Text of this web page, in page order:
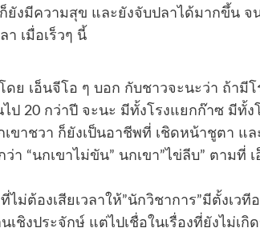
งมีความสุข และยังจับปลาได้มากขึ้น จน
า เมื่อเร็วๆ นี้
ย เอ็นจีโอ ๆ บอก กับชาวจะนะว่า ถ้ามี
ป 20 กว่าปี จะนะ มีทั้งโรงแยกก๊าซ มีทั้ง
ขาชวา ก็ยังเป็นอาชีพที่ เชิดหน้าชูตา แล
“นกเขาไม่ขัน” นกเขา”ไข่ลีบ” ตามที่
ม่ต้องเสียเวลาให้”นักวิชาการ”มีตั้งเวที
ชิงประจักษ์ แต่ไปเชื่อในเรื่องที่ยังไม่เกิ